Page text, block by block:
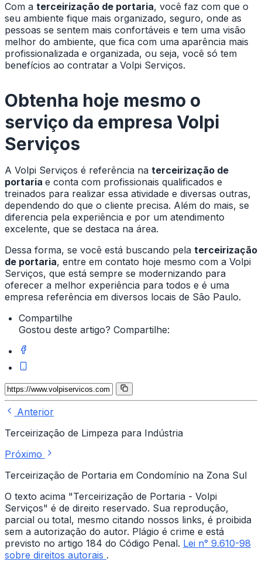
Com a terceirização de portaria, você faz com que o
seu ambiente fique mais organizado, seguro, onde as
pessoas se sentem mais confortáveis e tem uma visão
melhor do ambiente, que fica com uma aparência mais
profissionalizada e organizada, ou seja, você só tem
benefícios ao contratar a Volpi Serviços.
Obtenha hoje mesmo o
serviço da empresa Volpi
Serviços
A Volpi Serviços é referência na terceirização de
portaria e conta com profissionais qualificados e
treinados para realizar essa atividade e diversas outras,
dependendo do que o cliente precisa. Além do mais, se
diferencia pela experiência e por um atendimento
excelente, que se destaca na área.
Dessa forma, se você está buscando pela terceirização
de portaria, entre em contato hoje mesmo com a Volpi
Serviços, que está sempre se modernizando para
oferecer a melhor experiência para todos e é uma
empresa referência em diversos locais de São Paulo.
Compartilhe
Gostou deste artigo? Compartilhe:
Anterior
Terceirização de Limpeza para Indústria
Próximo
Terceirização de Portaria em Condomínio na Zona Sul
O texto acima "Terceirização de Portaria - Volpi
Serviços" é de direito reservado. Sua reprodução,
parcial ou total, mesmo citando nossos links, é proibida
sem a autorização do autor. Plágio é crime e está
previsto no artigo 184 do Código Penal. Lei n° 9.610-98
sobre direitos autorais .